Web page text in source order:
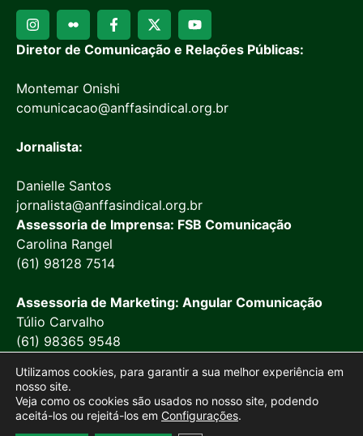
Diretor de Comunicação e Relações Públicas:
Montemar Onishi
comunicacao@anffasindical.org.br
Jornalista:
Danielle Santos
jornalista@anffasindical.org.br
Assessoria de Imprensa: FSB Comunicação
Carolina Rangel
(61) 98128 7514
Assessoria de Marketing: Angular Comunicação
Túlio Carvalho
(61) 98365 9548
Utilizamos cookies, para garantir a sua melhor experiência em
nosso site.
Veja como os cookies são usados no nosso site, podendo
aceitá-los ou rejeitá-los em Configurações.